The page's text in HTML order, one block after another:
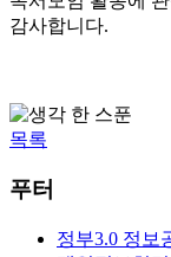
감사합니다.
목록
푸터
정부3.0 정보